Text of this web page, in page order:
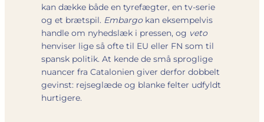
kan dække både en tyrefægter, en tv-serie
og et brætspil. Embargokan eksempelvis
handle om nyhedslæk i pressen, og veto
henviser lige så ofte til EU eller FN som til
spansk politik. At kende de små sproglige
nuancer fra Catalonien giver derfor dobbelt
gevinst: rejseglæde og blanke felter udfyldt
hurtigere.